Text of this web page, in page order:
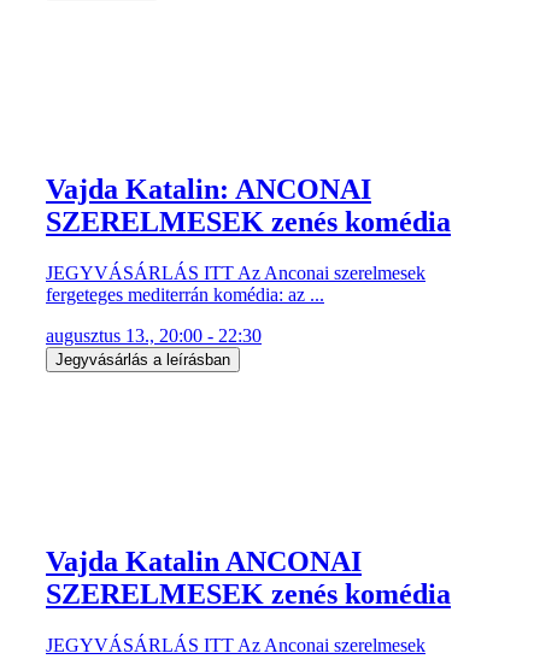
Vajda Katalin: ANCONAI
SZERELMESEK zenés komédia
JEGYVÁSÁRLÁS ITT Az Anconai szerelmesek
fergeteges mediterrán komédia: az ...
augusztus 13., 20:00 - 22:30
Jegyvásárlás a leírásban
Vajda Katalin ANCONAI
SZERELMESEK zenés komédia
JEGYVÁSÁRLÁS ITT Az Anconai szerelmesek